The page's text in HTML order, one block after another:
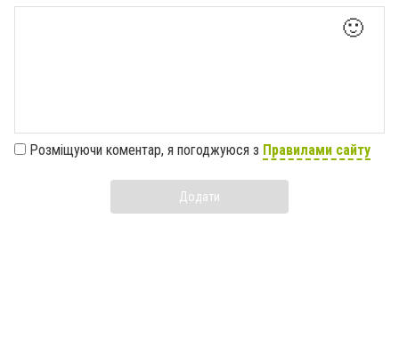
🙂
Розміщуючи коментар, я погоджуюся з Правилами сайту
Додати